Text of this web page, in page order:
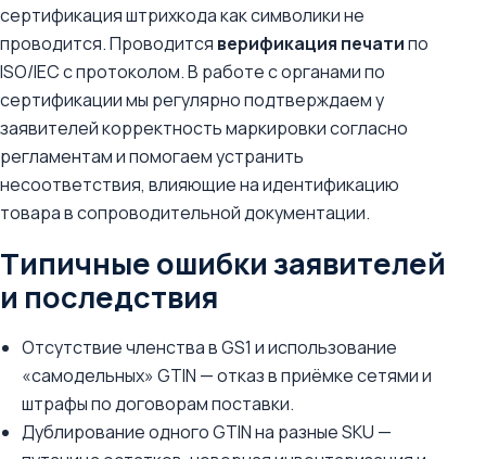
сертификация штрихкода как символики не
проводится. Проводится верификация печатипо
ISO/IEC с протоколом. В работе с органами по
сертификации мы регулярно подтверждаем у
заявителей корректность маркировки согласно
регламентам и помогаем устранить
несоответствия, влияющие на идентификацию
товара в сопроводительной документации.
Типичные ошибки заявителей
и последствия
Отсутствие членства в GS1 и использование
«самодельных» GTIN — отказ в приёмке сетями и
штрафы по договорам поставки.
Дублирование одного GTIN на разные SKU —